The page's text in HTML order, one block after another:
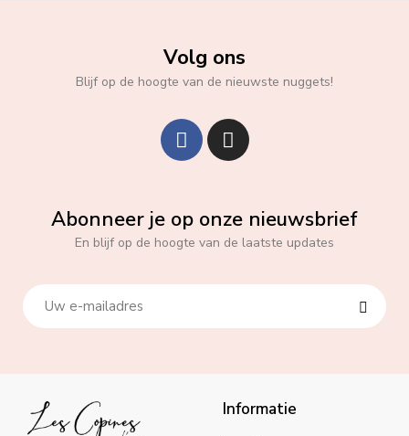
Volg ons
Blijf op de hoogte van de nieuwste nuggets!
Abonneer je op onze nieuwsbrief
En blijf op de hoogte van de laatste updates
Informatie